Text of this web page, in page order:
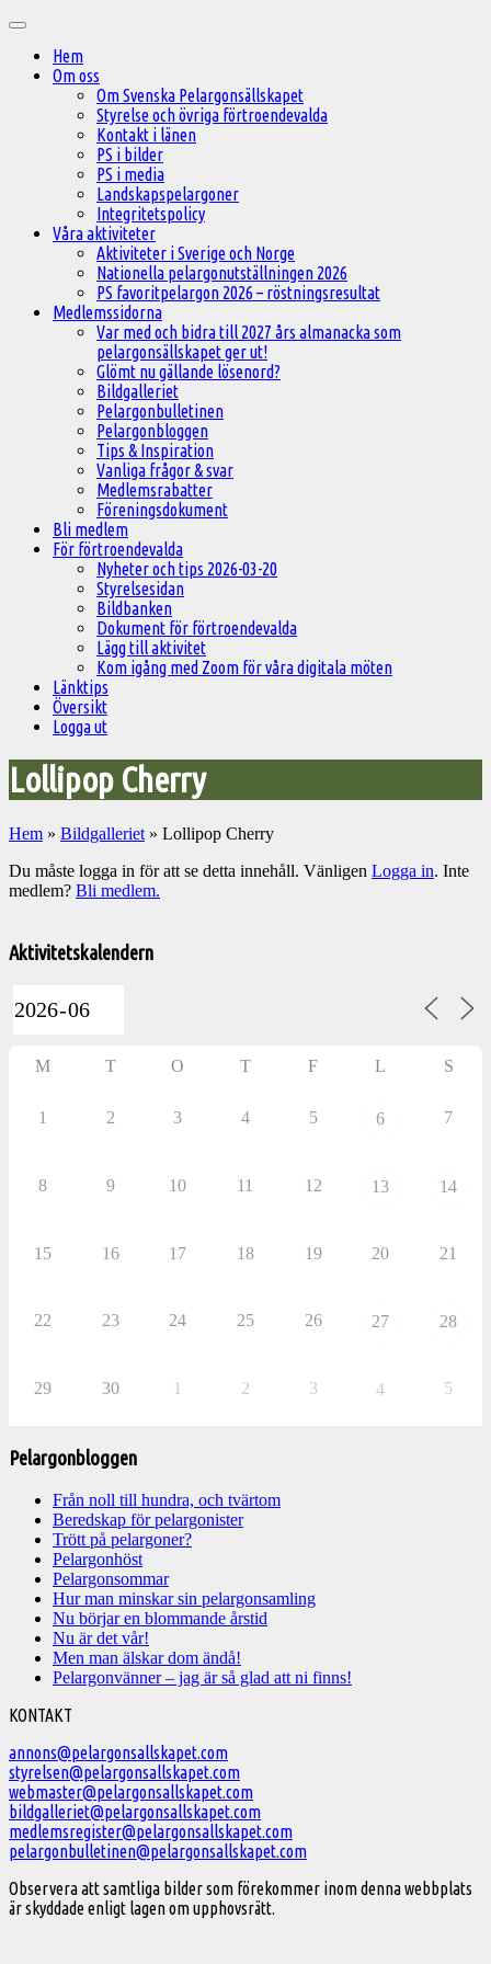
innehåll
Huvudmeny
Hem
Om oss
Om Svenska Pelargonsällskapet
Styrelse och övriga förtroendevalda
Kontakt i länen
PS i bilder
PS i media
Landskapspelargoner
Integritetspolicy
Våra aktiviteter
Aktiviteter i Sverige och Norge
Nationella pelargonutställningen 2026
PS favoritpelargon 2026 – röstningsresultat
Medlemssidorna
Var med och bidra till 2027 års almanacka som
pelargonsällskapet ger ut!
Glömt nu gällande lösenord?
Bildgalleriet
Pelargonbulletinen
Pelargonbloggen
Tips & Inspiration
Vanliga frågor & svar
Medlemsrabatter
Föreningsdokument
Bli medlem
För förtroendevalda
Nyheter och tips 2026-03-20
Styrelsesidan
Bildbanken
Dokument för förtroendevalda
Lägg till aktivitet
Kom igång med Zoom för våra digitala möten
Länktips
Översikt
Logga ut
Lollipop Cherry
Hem » Bildgalleriet » Lollipop Cherry
Du måste logga in för att se detta innehåll. Vänligen Logga in. Inte
medlem? Bli medlem.
till
aktiviteter
Aktivitetskalendern
M T O T F L S
1 2 3 4 5 6 7
8 9 10 11 12 13 14
15 16 17 18 19 20 21
22 23 24 25 26 27 28
29 30 1 2 3 4 5
Pelargonbloggen
Från noll till hundra, och tvärtom
Beredskap för pelargonister
Trött på pelargoner?
Pelargonhöst
Pelargonsommar
Hur man minskar sin pelargonsamling
Nu börjar en blommande årstid
Nu är det vår!
Men man älskar dom ändå!
Pelargonvänner – jag är så glad att ni finns!
Välkommen
till
Svenska
Pelargonsällskapet
KONTAKT
annons@pelargonsallskapet.com
styrelsen@pelargonsallskapet.com
webmaster@pelargonsallskapet.com
bildgalleriet@pelargonsallskapet.com
medlemsregister@pelargonsallskapet.com
pelargonbulletinen@pelargonsallskapet.com
Observera att samtliga bilder som förekommer inom denna webbplats
är skyddade enligt lagen om upphovsrätt.